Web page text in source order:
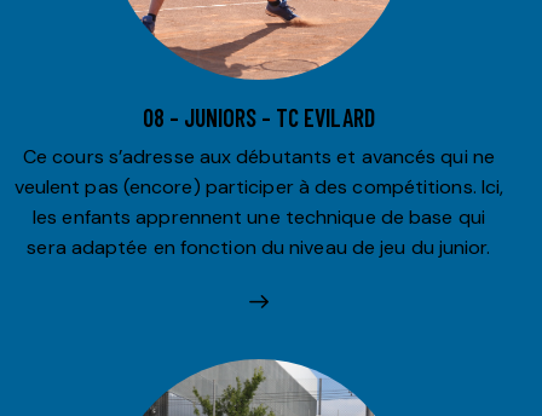
08 – JUNIORS – TC EVILARD
Ce cours s’adresse aux débutants et avancés qui ne
veulent pas (encore) participer à des compétitions. Ici,
les enfants apprennent une technique de base qui
sera adaptée en fonction du niveau de jeu du junior.